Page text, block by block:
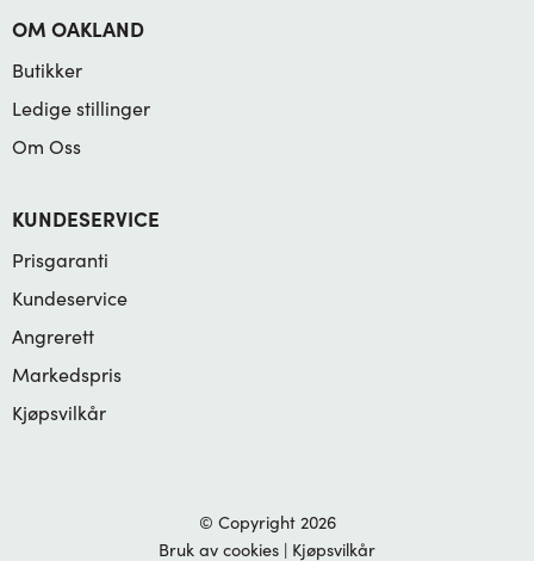
OM OAKLAND
Butikker
Ledige stillinger
Om Oss
KUNDESERVICE
Prisgaranti
Kundeservice
Angrerett
Markedspris
Kjøpsvilkår
© Copyright 2026
Bruk av cookies | Kjøpsvilkår